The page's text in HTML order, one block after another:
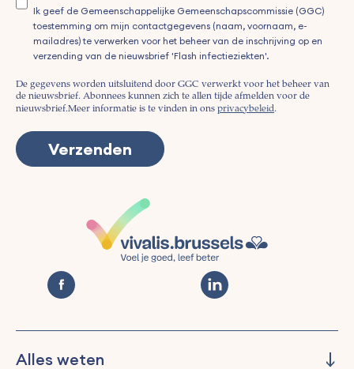
Ik geef de Gemeenschappelijke Gemeenschapscommissie (GGC)
toestemming om mijn contactgegevens (naam, voornaam, e-
mailadres) te verwerken voor het beheer van de inschrijving op en
verzending van de nieuwsbrief 'Flash infectieziekten'.
De gegevens worden uitsluitend door GGC verwerkt voor het beheer van
de nieuwsbrief. Abonnees kunnen zich te allen tijde afmelden voor de
nieuwsbrief.Meer informatie is te vinden in ons privacybeleid.
Alles weten